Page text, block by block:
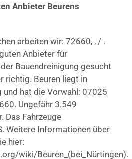
Anbieter Beurens
arbeiten wir: 72660, , / .
Anbieter für
Bauendreinigung gesucht
richtig. Beuren liegt in
und hat die Vorwahl: 07025
Ungefähr 3.549
Das Fahrzeuge
Weitere Informationen über
hier:
wiki/Beuren_(bei_Nürtingen).